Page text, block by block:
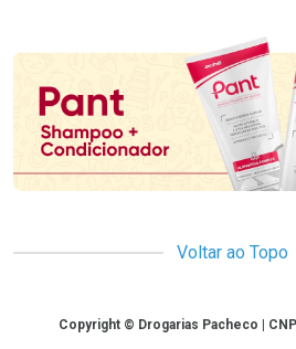
Promoção em
Voltar ao Topo
CopyrightCopyright © Drogarias Pacheco |